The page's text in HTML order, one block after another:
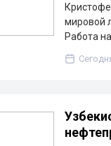
мировой
Работа